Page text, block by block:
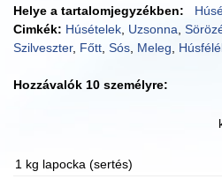
Helye a tartalomjegyzékben:
Cimkék: Húsételek Uzsonna
Szilveszter, Főtt Sós Meleg
Hozzávalók 10 személyre:
1 kg lapocka (sertés)